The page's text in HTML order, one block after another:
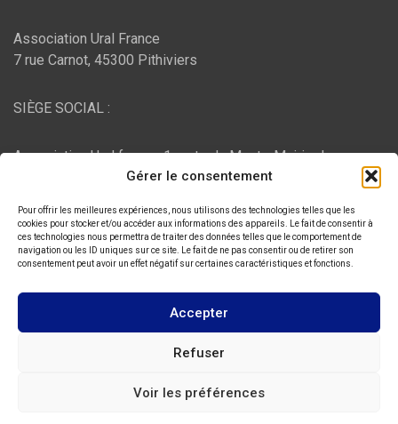
Gérer le consentement
Pour offrir les meilleures expériences, nous utilisons des technologies telles que les
cookies pour stocker et/ou accéder aux informations des appareils. Le fait de consentir à
ces technologies nous permettra de traiter des données telles que le comportement de
navigation ou les ID uniques sur ce site. Le fait de ne pas consentir ou de retirer son
consentement peut avoir un effet négatif sur certaines caractéristiques et fonctions.
Accepter
Refuser
Voir les préférences
Association Ural France
7 rue Carnot, 45300 Pithiviers
SIÈGE SOCIAL :
Association Ural france, 1 route du Mont - Mairie de
Bujaleuf, 87460 Bujaleuf
HÉBERGEMENT :
, Chemin des Pardiaux, 63000 Clermont-Ferrand
ASSOCIATION URAL FRANCE
Fièrement propulsé par :